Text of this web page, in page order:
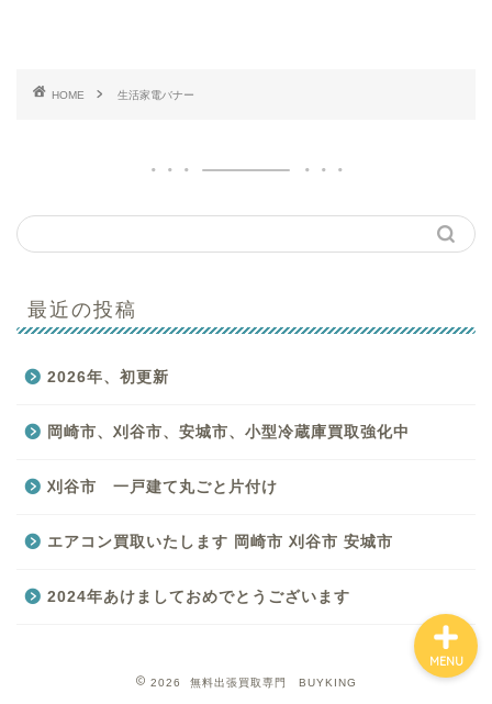
HOME 生活家電バナー
最近の投稿
2026年、初更新
岡崎市、刈谷市、安城市、小型冷蔵庫買取強化中
刈谷市 一戸建て丸ごと片付け
エアコン買取いたします 岡崎市 刈谷市 安城市
2024年あけましておめでとうございます
2026 無料出張買取専門 BUYKING
MENU
はじめての方へ
お客様の声